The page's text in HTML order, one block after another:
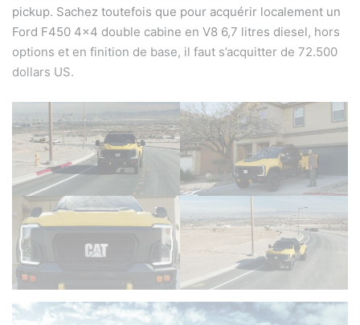
pickup. Sachez toutefois que pour acquérir localement un
Ford F450 4×4 double cabine en V8 6,7 litres diesel, hors
options et en finition de base, il faut s’acquitter de 72.500
dollars US.